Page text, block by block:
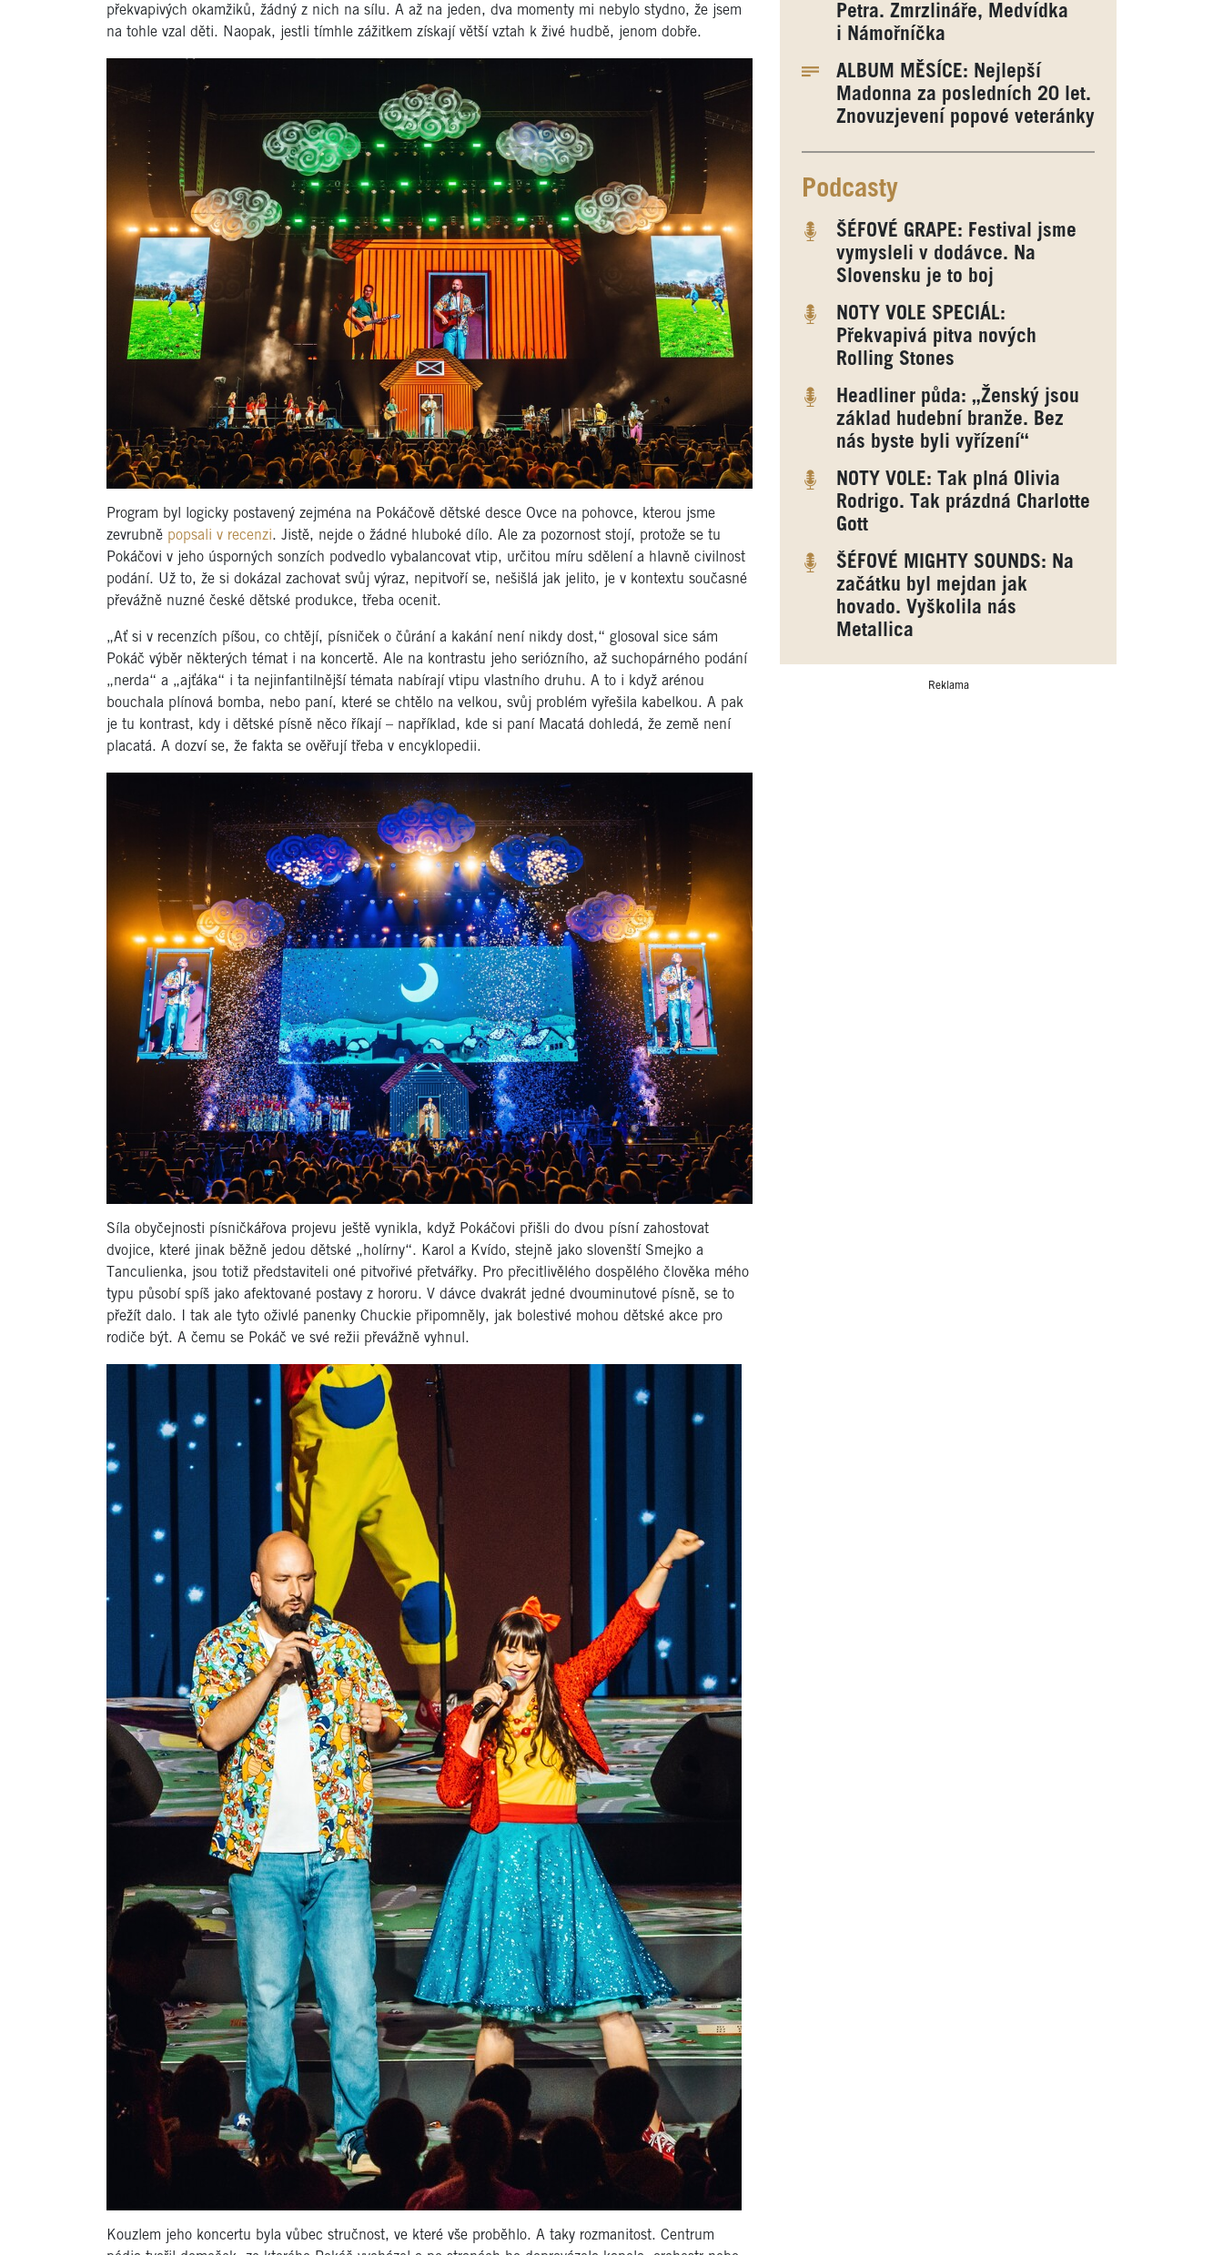
překvapivých okamžiků, žádný z nich na sílu. A až na jeden, dva momenty mi nebylo stydno, že jsem
na tohle vzal děti. Naopak, jestli tímhle zážitkem získají větší vztah k živé hudbě, jenom dobře.
Program byl logicky postavený zejména na Pokáčově dětské desce Ovce na pohovce, kterou jsme
zevrubně popsali v recenzi. Jistě, nejde o žádné hluboké dílo. Ale za pozornost stojí, protože se tu
Pokáčovi v jeho úsporných sonzích podvedlo vybalancovat vtip, určitou míru sdělení a hlavně civilnost
podání. Už to, že si dokázal zachovat svůj výraz, nepitvoří se, nešišlá jak jelito, je v kontextu současné
převážně nuzné české dětské produkce, třeba ocenit.
„Ať si v recenzích píšou, co chtějí, písniček o čůrání a kakání není nikdy dost,“ glosoval sice sám
Pokáč výběr některých témat i na koncertě. Ale na kontrastu jeho seriózního, až suchopárného podání
„nerda“ a „ajťáka“ i ta nejinfantilnější témata nabírají vtipu vlastního druhu. A to i když arénou
bouchala plínová bomba, nebo paní, které se chtělo na velkou, svůj problém vyřešila kabelkou. A pak
je tu kontrast, kdy i dětské písně něco říkají – například, kde si paní Macatá dohledá, že země není
placatá. A dozví se, že fakta se ověřují třeba v encyklopedii.
Síla obyčejnosti písničkářova projevu ještě vynikla, když Pokáčovi přišli do dvou písní zahostovat
dvojice, které jinak běžně jedou dětské „holírny“. Karol a Kvído, stejně jako slovenští Smejko a
Tanculienka, jsou totiž představiteli oné pitvořivé přetvářky. Pro přecitlivělého dospělého člověka mého
typu působí spíš jako afektované postavy z hororu. V dávce dvakrát jedné dvouminutové písně, se to
přežít dalo. I tak ale tyto oživlé panenky Chuckie připomněly, jak bolestivé mohou dětské akce pro
rodiče být. A čemu se Pokáč ve své režii převážně vyhnul.
Kouzlem jeho koncertu byla vůbec stručnost, ve které vše proběhlo. A taky rozmanitost. Centrum
Petra. Zmrzlináře, Medvídka
i Námořníčka
ALBUM MĚSÍCE: Nejlepší
Madonna za posledních 20 let.
Znovuzjevení popové veteránky
Podcasty
ŠÉFOVÉ GRAPE: Festival jsme
vymysleli v dodávce. Na
Slovensku je to boj
NOTY VOLE SPECIÁL:
Překvapivá pitva nových
Rolling Stones
Headliner půda: „Ženský jsou
základ hudební branže. Bez
nás byste byli vyřízení“
NOTY VOLE: Tak plná Olivia
Rodrigo. Tak prázdná Charlotte
Gott
ŠÉFOVÉ MIGHTY SOUNDS: Na
začátku byl mejdan jak
hovado. Vyškolila nás
Metallica
Reklama